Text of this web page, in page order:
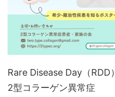
Rare Disease Day（RDD）
2型コラーゲン異常症